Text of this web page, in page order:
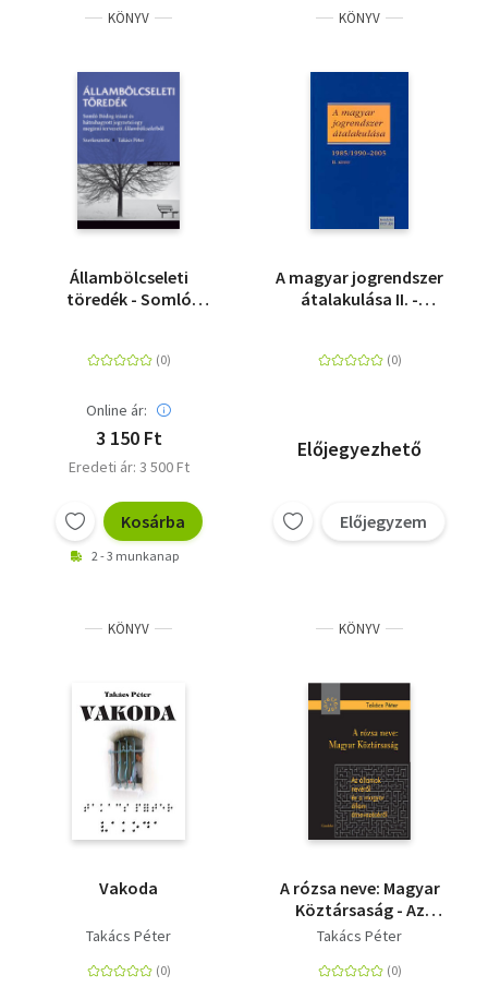
KÖNYV
Állambölcseleti
töredék - Somló
jegyzetei egy megírni
Állambölcseletből
Online ár:
3 150 Ft
Eredeti ár: 3 500 Ft
Kosárba
2 - 3 munkanap
KÖNYV
A magyar jogrendszer
átalakulása II. -
Előjegyezhető
Előjegyzem
KÖNYV
Vakoda
Takács Péter
KÖNYV
A rózsa neve: Magyar
Köztársaság - Az
államok nevéről és a
átnevezéséről
Takács Péter